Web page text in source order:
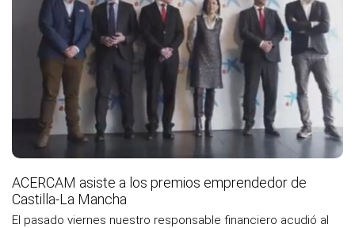
ACERCAM asiste a los premios emprendedor de
Castilla-La Mancha
El pasado viernes nuestro responsable financiero acudió al